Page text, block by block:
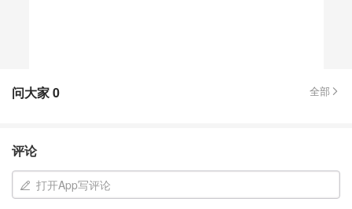
问大家0 全部
评论
打开App写评论